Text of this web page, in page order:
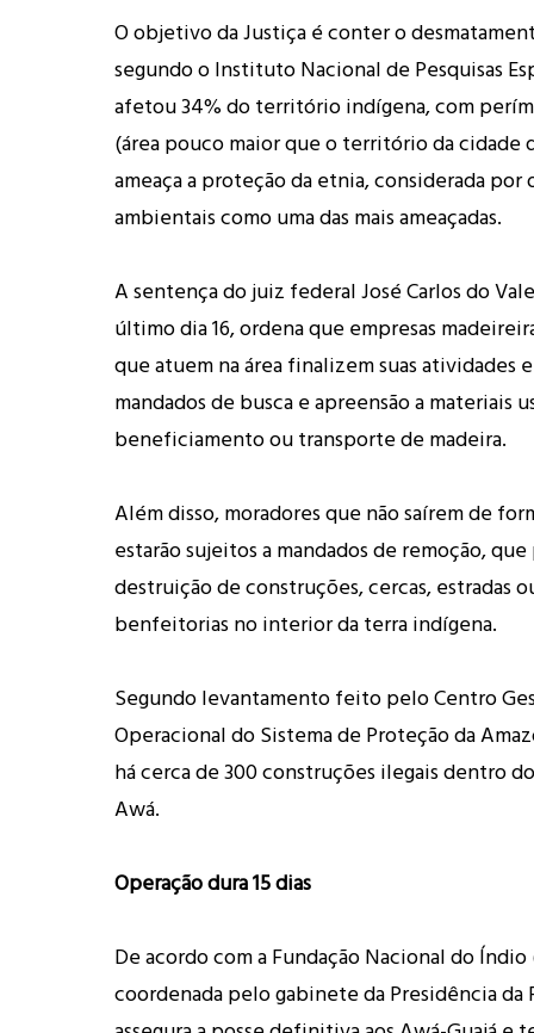
O objetivo da Justiça é conter o
segundo o Instituto Nacional de Pesquisas
afetou 34% do território indígena, com
(área pouco maior que o território da cidade
ameaça a proteção da etnia, considerada por
ambientais como uma das mais ameaçadas.
A sentença do juiz federal José Carlos do
último dia 16, ordena que empresas
que atuem na área finalizem suas atividades
mandados de busca e apreensão a materiais
beneficiamento ou transporte de madeira.
Além disso, moradores que não saírem de
estarão sujeitos a mandados de remoção,
destruição de construções, cercas, estradas
benfeitorias no interior da terra indígena.
Segundo levantamento feito pelo Centro
Operacional do Sistema de Proteção da
há cerca de 300 construções ilegais dentro
Awá.
Operação dura 15 dias
De acordo com a Fundação Nacional do Índio
coordenada pelo gabinete da Presidência da